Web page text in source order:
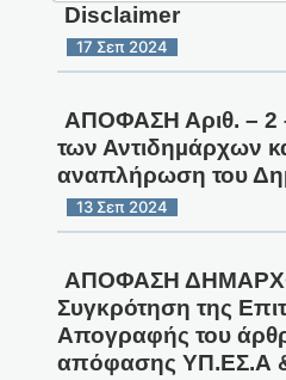
Disclaimer
17 Σεπ 2024
ΑΠΟΦΑΣΗ Αριθ. – 2
των Αντιδηµάρχων
αναπλήρωση του
13 Σεπ 2024
AΠΟΦΑΣΗ
Συγκρότηση της
Απογραφής του
απόφασης ΥΠ.ΕΣ.Α